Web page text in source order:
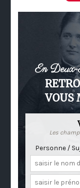
En Deux-
VOUS
Les
Personne /